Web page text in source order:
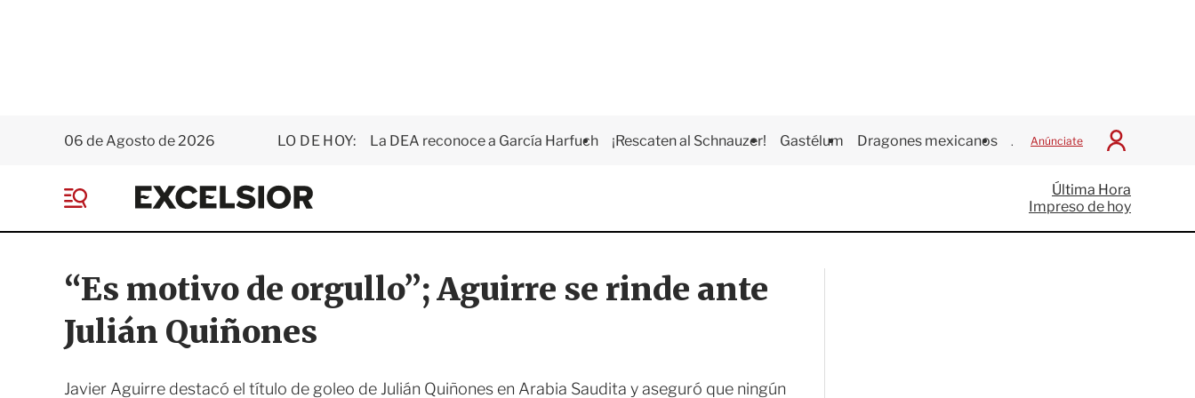
06 de Agosto de 2026 LO DE HOY: La DEA reconoce a García Harfuch ¡Rescaten al Schnauzer! Gastélum Dragones mexicanos Juegos Centroamericanos
Anúnciate
I
c
i
a
E
x
e
i
o
r
e
Última Hora
Impreso de hoy
“Es motivo de orgullo”; Aguirre se rinde ante
Julián Quiñones
Javier Aguirre destacó el título de goleo de Julián Quiñones en Arabia Saudita y aseguró que ningún